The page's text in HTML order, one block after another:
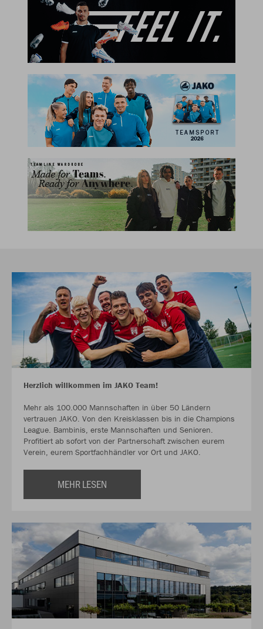
Herzlich willkommen im JAKO Team!
Mehr als 100.000 Mannschaften in über 50 Ländern
vertrauen JAKO. Von den Kreisklassen bis in die Champions
League. Bambinis, erste Mannschaften und Senioren.
Profitiert ab sofort von der Partnerschaft zwischen eurem
Verein, eurem Sportfachhändler vor Ort und JAKO.
MEHR LESEN